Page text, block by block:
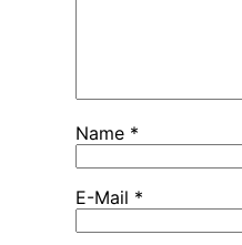
Name *
E-Mail *